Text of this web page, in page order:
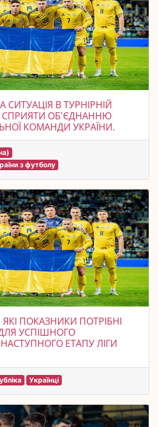
В ТУРНІРНІЙ
СПРИЯТИ ОБ'ЄДНАННЮ
КОМАНДИ УКРАЇНИ.
з футболу
ПОКАЗНИКИ ПОТРІБНІ
УСПІШНОГО
ЕТАПУ ЛІГИ
Українці